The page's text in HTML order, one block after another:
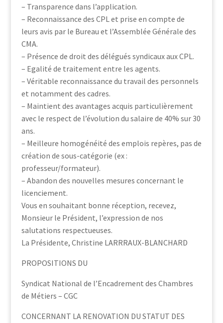
– Transparence dans l’application.
– Reconnaissance des CPL et prise en compte de
leurs avis par le Bureau et l’Assemblée Générale des
CMA.
– Présence de droit des délégués syndicaux aux CPL.
– Egalité de traitement entre les agents.
– Véritable reconnaissance du travail des personnels
et notamment des cadres.
– Maintient des avantages acquis particulièrement
avec le respect de l’évolution du salaire de 40% sur 30
ans.
– Meilleure homogénéité des emplois repères, pas de
création de sous-catégorie (ex :
professeur/formateur).
– Abandon des nouvelles mesures concernant le
licenciement.
Vous en souhaitant bonne réception, recevez,
Monsieur le Président, l’expression de nos
salutations respectueuses.
La Présidente, Christine LARRRAUX-BLANCHARD
PROPOSITIONS DU
Syndicat National de l’Encadrement des Chambres
de Métiers – CGC
CONCERNANT LA RENOVATION DU STATUT DES